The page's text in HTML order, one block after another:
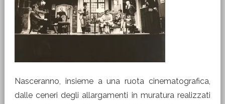
Nasceranno, insieme a una ruota cinematografica,
dalle ceneri degli allargamenti in muratura realizzati